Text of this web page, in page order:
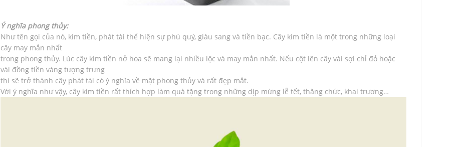
Ý nghĩa phong thủy:
Như tên gọi của nó, kim tiền, phát tài thể hiện sự phú quý, giàu sang và tiền bạc. Cây kim tiền là một trong những loại
cây may mắn nhất
trong phong thủy. Lúc cây kim tiền nở hoa sẽ mang lại nhiều lộc và may mắn nhất. Nếu cột lên cây vài sợi chỉ đỏ hoặc
vài đồng tiền vàng tượng trưng
thì sẽ trở thành cây phát tài có ý nghĩa về mặt phong thủy và rất đẹp mắt.
Với ý nghĩa như vậy, cây kim tiền rất thích hợp làm quà tặng trong những dịp mừng lễ tết, thăng chức, khai trương…